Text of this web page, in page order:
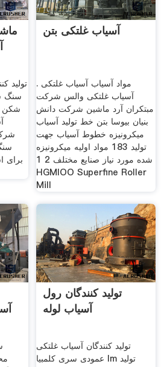
تولید
سنگ
شکن
برای
آسیاب غلتکی بتن
مواد آسیاب آسیاب غلتکی .
آسیاب غلتکی والس شرکت
مبتکران آرد ماشین شرکت دانش
بنیان بیوسا بتن خط تولید آسیاب
میکرونیزه خطوط آسیاب جهت
تولید 183 مواد اولیه میکرونیزه
شده مورد نیاز صنایع مختلف 2 1
HGMIOO Superfine Roller
Mill
تولید کنندگان رول
آسیاب لوله
تولید کنندگان آسیاب غلتکی
عمودی سری کلمبیا lm تولید